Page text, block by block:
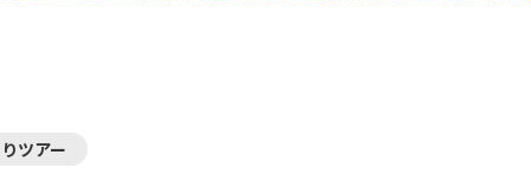
ツアー